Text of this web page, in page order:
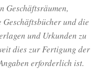
Geschäftsräumen,
und die
und Urkunden zu
dies zur Fertigung der
erforderlich ist.